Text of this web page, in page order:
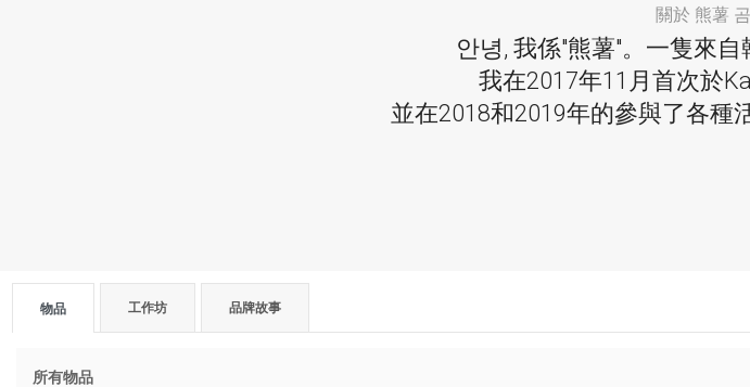
關於 熊薯
안녕, 我係"熊薯"。一隻來自
我在2017年11月首次於
並在2018和2019年的參與了各種
物品 工作坊 品牌故事
所有物品